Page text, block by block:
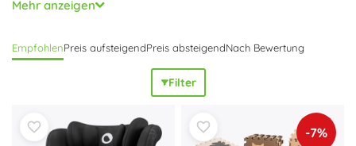
geeignet. Unterstützen Sie die gesunde Entwicklung Ihres
Mehr anzeigen
EmpfohlenPreis aufsteigendPreis absteigendNach Bewertung
Filter
-7%